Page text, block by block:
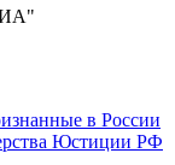
в России
Юстиции РФ